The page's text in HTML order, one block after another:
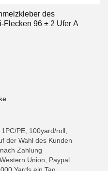
des
Flecken 96 ± 2 Ufer A
PE, 100yard/roll,
der Wahl des Kunden
Zahlung
Union, Paypal